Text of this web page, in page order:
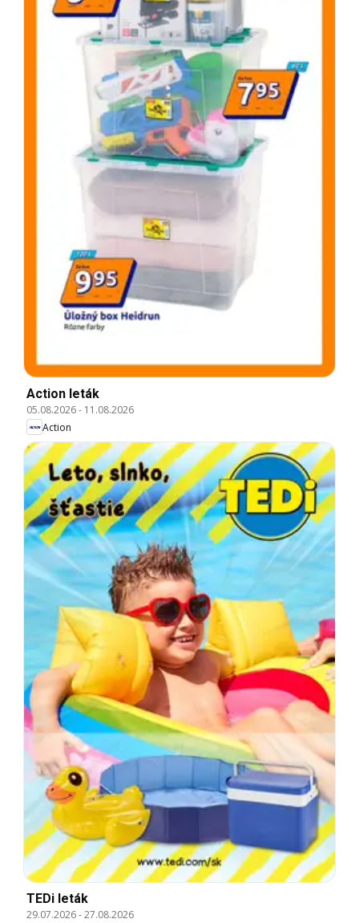
Action leták
05.08.2026- 11.08.2026
Action
TEDi leták
29.07.2026-27.08.2026